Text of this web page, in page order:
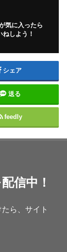
気に入ったら
ねしよう！
シェア
送る
feedly
信中！
ら、サイト